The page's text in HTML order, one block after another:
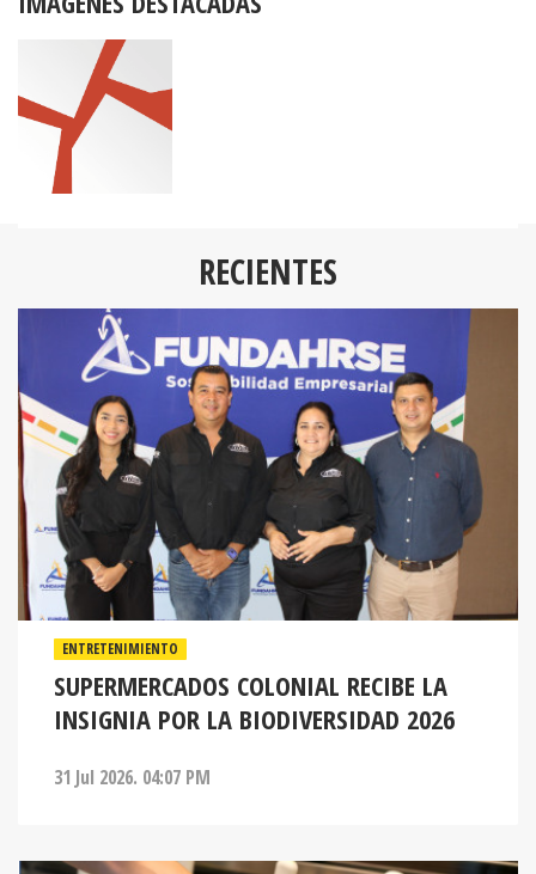
RECIENTES
ENTRETENIMIENTO
SUPERMERCADOS COLONIAL RECIBE LA
INSIGNIA POR LA BIODIVERSIDAD 2026
31 Jul 2026. 04:07 PM